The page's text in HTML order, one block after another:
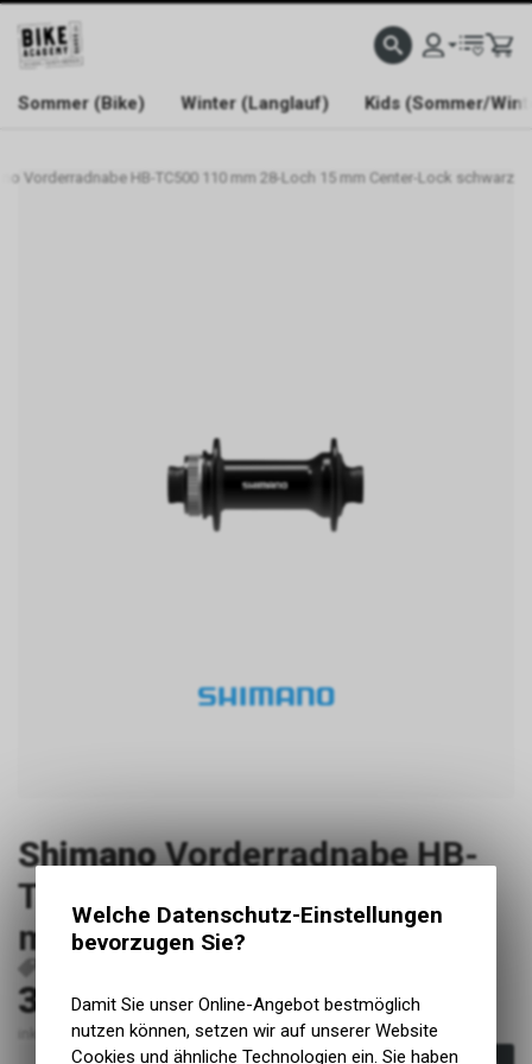
WELCOME TO BIKE ACADEMY
Sommer (Bike) Winter (Langlauf) Kids (Sommer/
Vorderradnabe HB-TC500 110 mm 28-Loch 15 mm Center-Lock schwarz
Shimano Vorderradnabe HB-
TC500 110 mm 28-Loch 15
mm Center-Lock schwarz
30.10CHF
inkl. MwSt., zzgl. Versandkosten
Welche Datenschutz-Einstellungen
bevorzugen Sie?
Damit Sie unser Online-Angebot bestmöglich
nutzen können, setzen wir auf unserer Website
Cookies und ähnliche Technologien ein. Sie haben